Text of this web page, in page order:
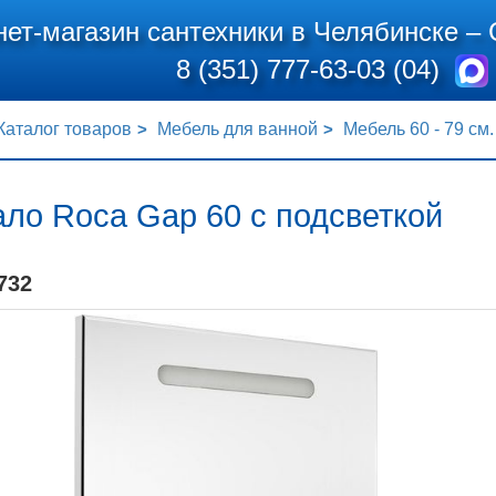
магазин сантехники в Челябинске –
8 (351) 777-63-03 (04)
товаров Мебель для ванной Мебель 60 - 79 см.
Roca Gap 60 с подсветкой